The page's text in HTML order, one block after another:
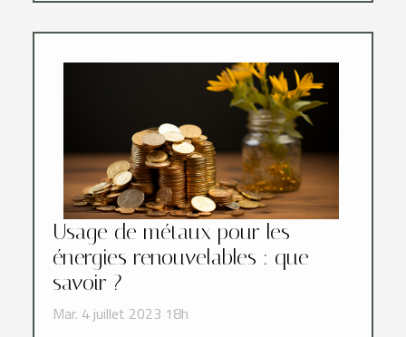
Usage de métaux pour les
énergies renouvelables : que
savoir ?
Mar. 4 juillet 2023 18h